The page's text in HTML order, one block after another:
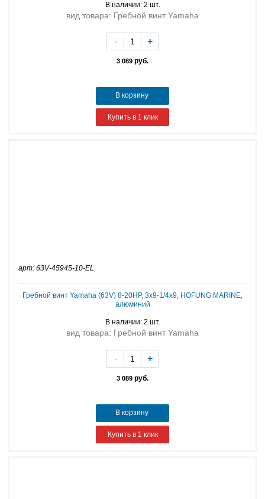
В наличии: 2 шт.
вид товара: Гребной винт Yamaha
3 089 руб.
- +
В корзину
Купить в 1 клик
арт: 63V-45945-10-EL
Гребной винт Yamaha (63V) 8-20HP, 3х9-1/4х9, HOFUNG MARINE,
алюминий
В наличии: 2 шт.
вид товара: Гребной винт Yamaha
3 089 руб.
- +
В корзину
Купить в 1 клик